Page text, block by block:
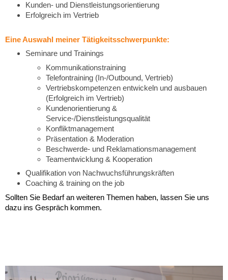
Kunden- und Dienstleistungsorientierung
Erfolgreich im Vertrieb
Eine Auswahl meiner Tätigkeitsschwerpunkte:
Seminare und Trainings
Kommunikationstraining
Telefontraining (In-/Outbound, Vertrieb)
Vertriebskompetenzen entwickeln und ausbauen
(Erfolgreich im Vertrieb)
Kundenorientierung &
Service-/Dienstleistungsqualität
Konfliktmanagement
Präsentation & Moderation
Beschwerde- und Reklamationsmanagement
Teamentwicklung & Kooperation
Qualifikation von Nachwuchsführungskräften
Coaching & training on the job
Sollten Sie Bedarf an weiteren Themen haben, lassen Sie uns
dazu ins Gespräch kommen.